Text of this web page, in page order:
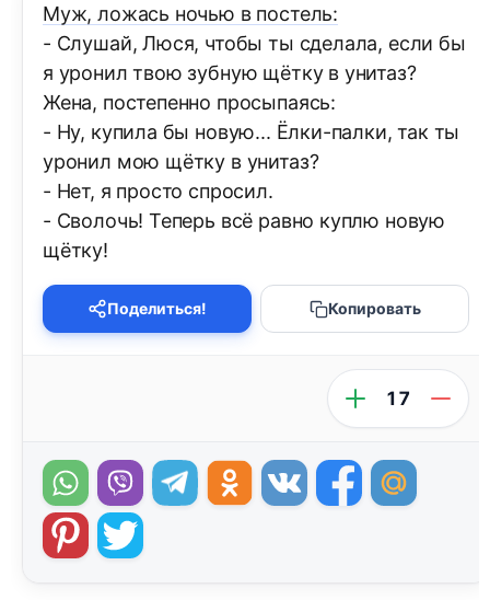
Муж, ложась ночью в постель:
- Слушай, Люся, чтобы ты сделала, если бы
я уронил твою зубную щётку в унитаз?
Жена, постепенно просыпаясь:
- Ну, купила бы новую... Ёлки-палки, так ты
уронил мою щётку в унитаз?
- Нет, я просто спросил.
- Сволочь! Теперь всё равно куплю новую
щётку!
Поделиться! Копировать
17